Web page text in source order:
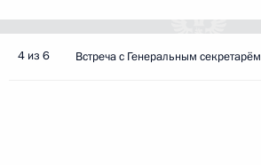
4 из 6 Встреча с Генеральным